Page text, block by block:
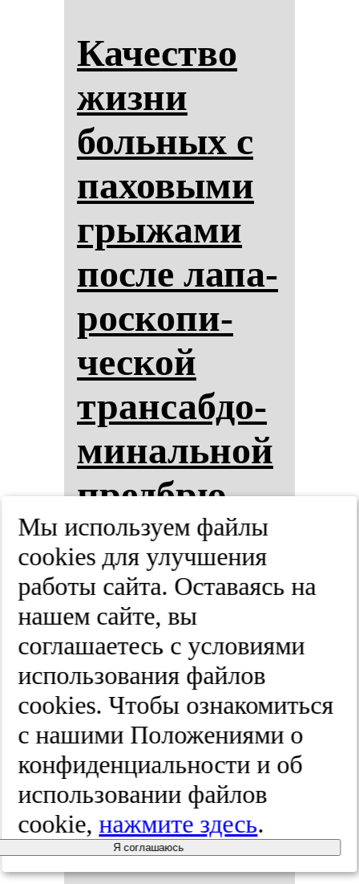
Ка­чес­тво
жиз­ни
боль­ных с
па­хо­вы­ми
гры­жа­ми
пос­ле ла­па­
рос­ко­пи­
чес­кой
тран­саб­до­
ми­наль­ной
пред­брю­
шин­ной
гер­ни­оп­
лас­ти­ки с
при­ме­не­
ни­ем ана­
то­ми­чес­ки
адап­ти­ро­
ван­ных им­
Мы используем файлы
cооkies для улучшения
работы сайта. Оставаясь на
нашем сайте, вы
соглашаетесь с условиями
использования файлов
cооkies. Чтобы ознакомиться
с нашими Положениями о
конфиденциальности и об
использовании файлов
cookie,нажмите здесь.
Я соглашаюсь